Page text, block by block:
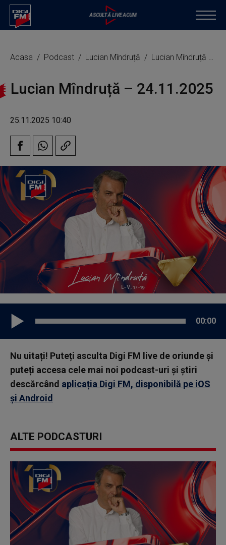
Acasa Podcast Lucian Mîndruță Lucian Mîndruță – 24.11.2025
Lucian Mîndruță – 24.11.2025
25.11.2025 10:40
00:00
Nu uitați! Puteți asculta Digi FM live de oriunde și
puteți accesa cele mai noi podcast-uri și știri
descărcând aplicația Digi FM, disponibilă pe iOS
și Android
ALTE PODCASTURI